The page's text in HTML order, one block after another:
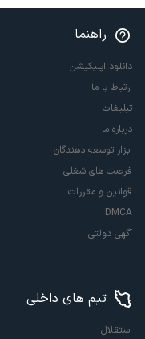
راهنما
دانلود اپلیکیشن
ارتباط با ما
تبلیغات
درباره ما
ابزار توسعه دهندگان
فرصت های شغلی
قوانین و مقررات
DMCA
آگهی دولتی
تیم های داخلی
استقلال